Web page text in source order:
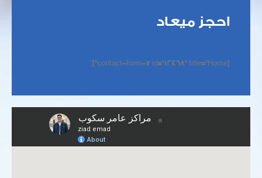
احجز ميعاد
[contact-form-7 id="12468" title="Home"]